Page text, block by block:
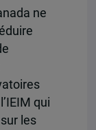
ne
qui
les